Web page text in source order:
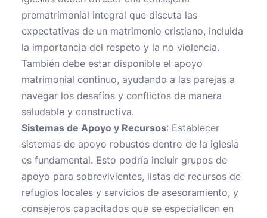
prematrimonial integral que discuta las
expectativas de un matrimonio cristiano, incluida
la importancia del respeto y la no violencia.
También debe estar disponible el apoyo
matrimonial continuo, ayudando a las parejas a
navegar los desafíos y conflictos de manera
saludable y constructiva.
Sistemas de Apoyo y Recursos: Establecer
sistemas de apoyo robustos dentro de la iglesia
es fundamental. Esto podría incluir grupos de
apoyo para sobrevivientes, listas de recursos de
refugios locales y servicios de asesoramiento, y
consejeros capacitados que se especialicen en